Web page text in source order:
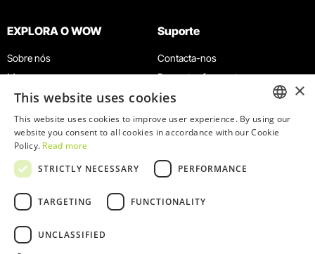
EXPLORA O WOW
Sobre nós
Museus
Agenda
Notícias
Restaurantes
Cartão WOW
Grupos e Eventos
Serviço Educativo
Suporte
Contacta-nos
Perguntas frequentes
Termos e Condições
Política de privacidade e cookies
Trabalha connosco
Livro de reclamações
ENGLISH
×
This website uses cookies
This website uses cookies to improve user experience. By using our
website you consent to all cookies in accordance with our Cookie
Policy. Read more
STRICTLY NECESSARY
PERFORMANCE
TARGETING FUNCTIONALITY
UNCLASSIFIED